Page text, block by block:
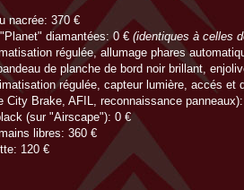
nacrée: 370 €
diamantées: 0 € (identiques à celles
régulée, allumage phares
de planche de bord noir brillant,
régulée, capteur lumière, accés et
Brake, AFIL, reconnaissance
(sur "Airscape"): 0 €
libres: 360 €
120 €